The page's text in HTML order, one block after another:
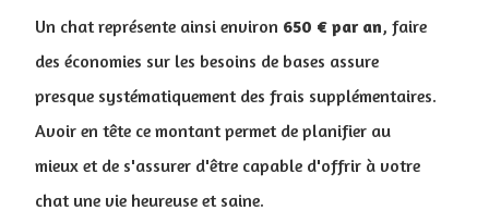
Un chat représente ainsi environ 650 € par an, faire
des économies sur les besoins de bases assure
presque systématiquement des frais supplémentaires.
Avoir en tête ce montant permet de planifier au
mieux et de s'assurer d'être capable d'offrir à votre
chat une vie heureuse et saine.